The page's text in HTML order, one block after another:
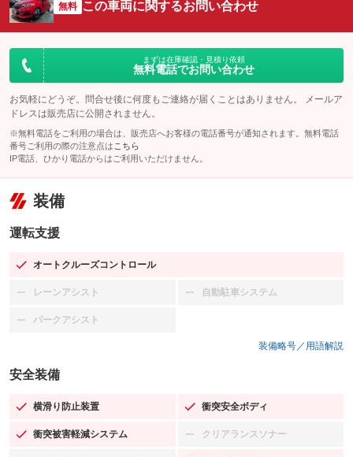
無料 この車両に関するお問い合わせ
まずは在庫確認・見積り依頼
無料電話でお問い合わせ
お気軽にどうぞ。問合せ後に何度もご連絡が届くことはありません。 メールア
ドレスは販売店に公開されません。
※無料電話をご利用の場合は、販売店へお客様の電話番号が通知されます。無料電話
番号ご利用の際の注意点は こちら
IP電話、ひかり電話からはご利用いただけません。
装備
運転支援
オートクルーズコントロール
：装備あり
レーンアシスト
：装備なし 自動駐車システム
：装備なし
パークアシスト
：装備なし
装備略号／用語解説
安全装備
横滑り防止装置
：装備あり 衝突安全ボディ
：装備あり
衝突被害軽減システム
：装備あり クリアランスソナー
：装備なし